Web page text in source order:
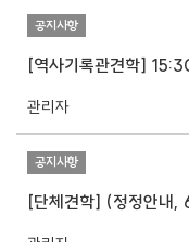
공지사항
[역사기록관견학]
관리자
공지사항